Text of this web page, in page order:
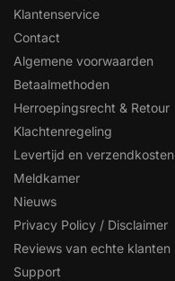
Klantenservice
Contact
Algemene voorwaarden
Betaalmethoden
Herroepingsrecht & Retour
Klachtenregeling
Levertijd en verzendkosten
Meldkamer
Nieuws
Privacy Policy / Disclaimer
Reviews van echte klanten
Support